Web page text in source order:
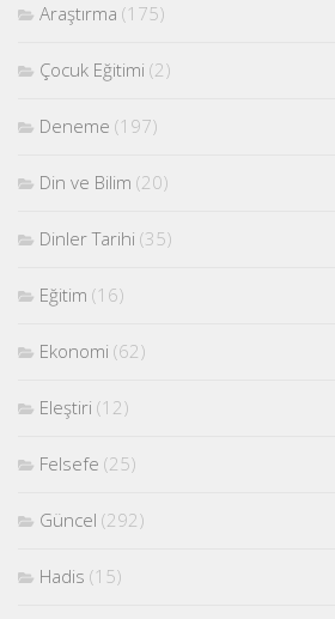
Araştırma (175)
Çocuk Eğitimi (2)
Deneme (197)
Din ve Bilim (20)
Dinler Tarihi (35)
Eğitim (16)
Ekonomi (62)
Eleştiri (12)
Felsefe (25)
Güncel (292)
Hadis (15)